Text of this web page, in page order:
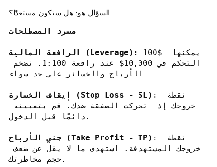
السؤال هو: هل ستكون مستعدًا؟
مسرد المصطلحات
الرافعة المالية (Leverage):
100$ يمكنها
الأرباح والخسائر على حد سواء.
إيقاف الخسارة (Stop Loss - SL):
جني الأرباح (Take Profit - TP):
خروجك المستهدفة. استهدف ما لا يقل عن ضعف
حجم مخاطرتك.